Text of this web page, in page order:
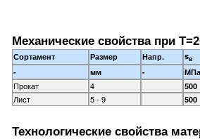
Механические свойства при
Сортамент Размер Напр. sв
-
мм - МПа
Прокат 4 500
Лист 5 - 9 500
Технологические свойства